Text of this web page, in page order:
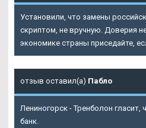
Установили, что замены
скриптом, не вручную. Доверия
экономике страны приседайте,
отзыв оставил(а) Пабло
Лениногорск - Тренболон гласит,
банк.